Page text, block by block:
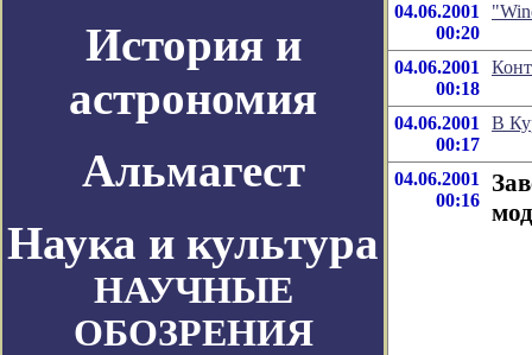
История и
астрономия
Альмагест
Наука и культура
НАУЧНЫЕ
ОБОЗРЕНИЯ
04.06.2001
00:20
04.06.2001
00:18
04.06.2001
00:17
В
04.06.2001
00:16